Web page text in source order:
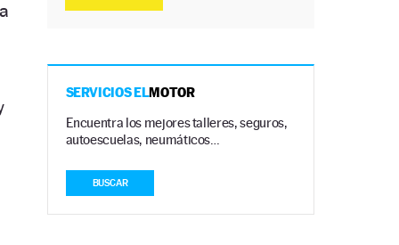
SERVICIOS ELMOTOR
Encuentra los mejores talleres, seguros,
autoescuelas, neumáticos…
BUSCAR